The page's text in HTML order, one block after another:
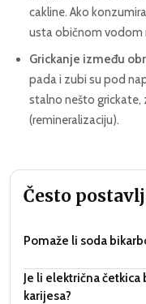
cakline. Ako
usta običnom vodom
Grickanje između
pada i zubi su pod
stalno nešto grickate,
(remineralizaciju).
Često
Pomaže li soda
Je li električna
karijesa?